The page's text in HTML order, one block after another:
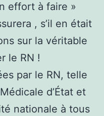
effort à faire »
, s’il en était
sur la véritable
le RN !
par le RN, telle
d’État et
nationale à tous